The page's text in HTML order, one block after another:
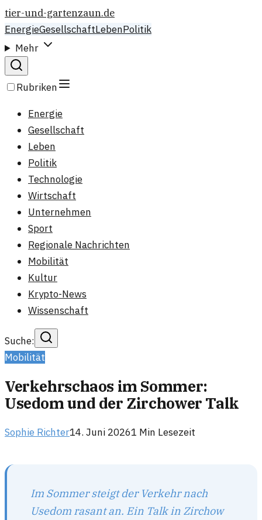
tier-und-gartenzaun.de
EnergieGesellschaftLebenPolitik
Mehr
Rubriken
Energie
Gesellschaft
Leben
Politik
Technologie
Wirtschaft
Unternehmen
Sport
Regionale Nachrichten
Mobilität
Kultur
Krypto-News
Wissenschaft
Suche:
Mobilität
Verkehrschaos im Sommer:
Usedom und der Zirchower Talk
Sophie Richter14. Juni 20261 Min Lesezeit
Im Sommer steigt der Verkehr nach
Usedom rasant an. Ein Talk in Zirchow